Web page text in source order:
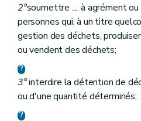
2°soumettre ... à agrément
personnes qui, à un titre
gestion des déchets,
ou vendent des déchets;
3°interdire la détention de
ou d'une quantité déterminés;